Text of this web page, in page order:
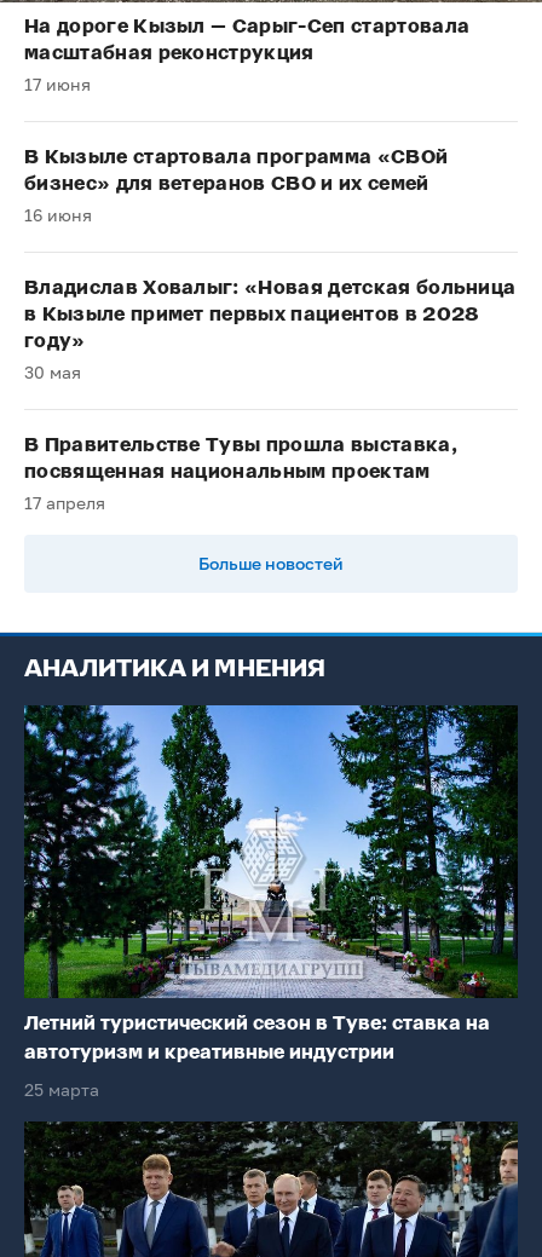
На дороге Кызыл — Сарыг-Сеп стартовала
масштабная реконструкция
17 июня
В Кызыле стартовала программа «СВОй
бизнес» для ветеранов СВО и их семей
16 июня
Владислав Ховалыг: «Новая детская больница
в Кызыле примет первых пациентов в 2028
году»
30 мая
В Правительстве Тувы прошла выставка,
посвященная национальным проектам
17 апреля
Больше новостей
АНАЛИТИКА И МНЕНИЯ
Летний туристический сезон в Туве: ставка на
автотуризм и креативные индустрии
25 марта